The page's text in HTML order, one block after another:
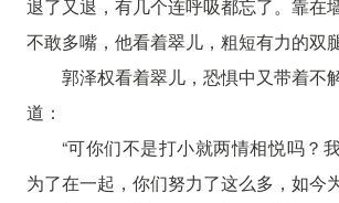
退了又退，有几个连呼吸都忘了。靠在
不敢多嘴，他看着翠儿，粗短有力的双
郭泽权看着翠儿，恐惧中又带着不
道：
“可你们不是打小就两情相悦吗？
为了在一起，你们努力了这么多，如今